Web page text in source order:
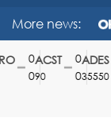
More news:
ACST
90
ADES
35550